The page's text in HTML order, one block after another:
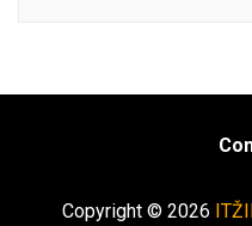
Copyright © 2026